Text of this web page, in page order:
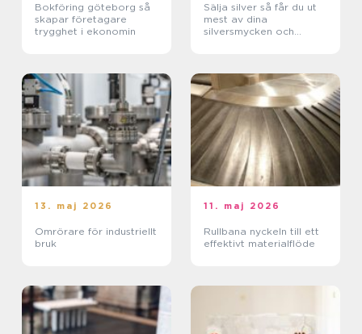
Bokföring göteborg så
skapar företagare
trygghet i ekonomin
Sälja silver så får du ut
mest av dina
silversmycken och
13. maj 2026
Omrörare för industriellt
bruk
11. maj 2026
Rullbana nyckeln till ett
effektivt materialflöde